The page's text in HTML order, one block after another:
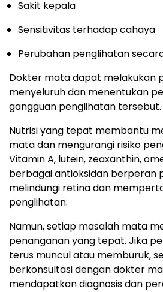
Sakit kepala
Sensitivitas terhadap cahaya
Perubahan penglihatan
Dokter mata dapat melakukan
menyeluruh dan menentukan
gangguan penglihatan tersebut.
Nutrisi yang tepat membantu
mata dan mengurangi risiko
Vitamin A, lutein, zeaxanthin,
berbagai antioksidan berperan
melindungi retina dan
penglihatan.
Namun, setiap masalah mata
penanganan yang tepat. Jika
terus muncul atau memburuk,
berkonsultasi dengan dokter
mendapatkan diagnosis dan